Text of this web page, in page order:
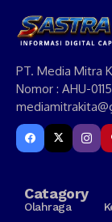
PT. Media Mitra
Nomor : AHU-
Catagory
Olahraga